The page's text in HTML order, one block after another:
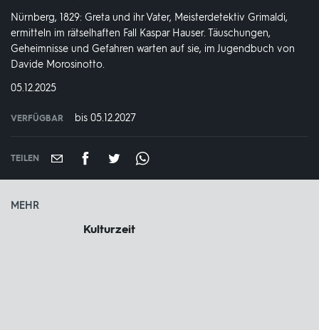
Nürnberg, 1829: Greta und ihr Vater, Meisterdetektiv Grimaldi,
ermitteln im rätselhaften Fall Kaspar Hauser. Täuschungen,
Geheimnisse und Gefahren warten auf sie, im Jugendbuch von
Davide Morosinotto.
DATUM:
05.12.2025
VERFÜGBAR bis 05.12.2027
TEILEN
MEHR
Kulturzeit